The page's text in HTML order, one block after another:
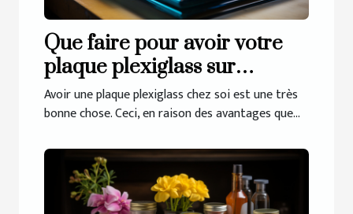
Que faire pour avoir votre
plaque plexiglass sur
mesure ?
Avoir une plaque plexiglass chez soi est une très
bonne chose. Ceci, en raison des avantages que...